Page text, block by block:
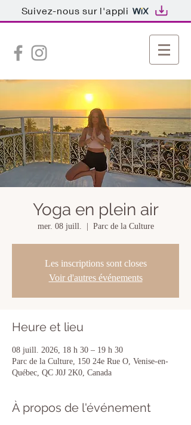
Suivez-nous sur l'appli
Yoga en plein air
mer. 08 juill. Parc de la Culture
Les inscriptions sont closes
Voir d'autres événements
Heure et lieu
08 juill. 2026, 18 h 30 – 19 h 30
Parc de la Culture, 150 24e Rue O, Venise-en-
Québec, QC J0J 2K0, Canada
À propos de l'événement